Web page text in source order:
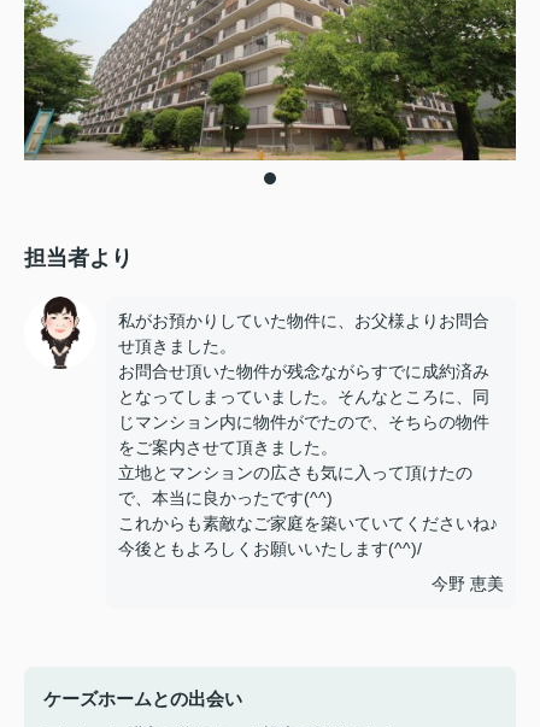
担当者より
私がお預かりしていた物件に、お父様よりお問合
せ頂きました。
お問合せ頂いた物件が残念ながらすでに成約済み
となってしまっていました。そんなところに、同
じマンション内に物件がでたので、そちらの物件
をご案内させて頂きました。
立地とマンションの広さも気に入って頂けたの
で、本当に良かったです(^^)
これからも素敵なご家庭を築いていてくださいね♪
今後ともよろしくお願いいたします(^^)/
今野 恵美
ケーズホームとの出会い